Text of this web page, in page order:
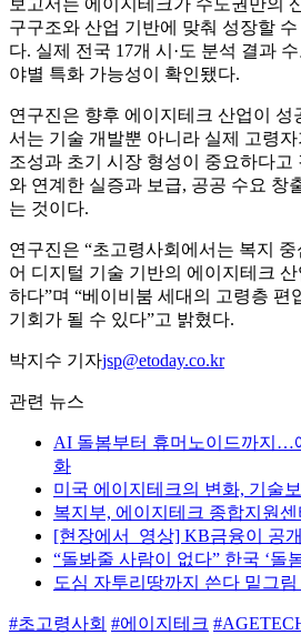
보고서는 에이지테크가 수도권만의
구구조와 산업 기반에 맞춰 성장할
다. 실제 전국 17개 시·도 분석 결과
야별 특화 가능성이 확인됐다.
연구진은 향후 에이지테크 산업이 성
서는 기술 개발뿐 아니라 실제 고령
조성과 초기 시장 형성이 중요하다고
와 연계한 실증과 보급, 공공 수요 창
는 것이다.
연구진은 “초고령사회에서는 복지
어 디지털 기술 기반의 에이지테크
하다”며 “베이비붐 세대의 고령층 편
기회가 될 수 있다”고 밝혔다.
박지수 기자jsp@etoday.co.kr
관련 뉴스
AI 돌봄부터 휴머노이드까지…
화
미국 에이지테크의 변화, 기술
복지부, 에이지테크 종합지원센
[현장에서_영상] KB금융이 공
“돌봐줄 사람이 없다” 한국 ‘돌
도심 자투리땅까지 쓴다 밑그
#초고령사회 #에이지테크